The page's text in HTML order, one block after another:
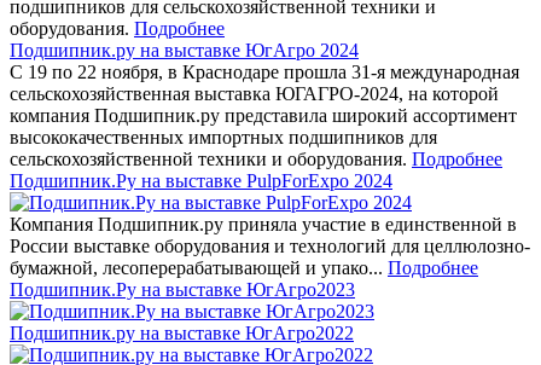
подшипников для сельскохозяйственной техники и
оборудования. Подробнее
Подшипник.ру на выставке ЮгАгро 2024
С 19 по 22 ноября, в Краснодаре прошла 31-я международная
сельскохозяйственная выставка ЮГАГРО-2024, на которой
компания Подшипник.ру представила широкий ассортимент
высококачественных импортных подшипников для
сельскохозяйственной техники и оборудования. Подробнее
Подшипник.Ру на выставке PulpForExpo 2024
Компания Подшипник.ру приняла участие в единственной в
России выставке оборудования и технологий для целлюлозно-
бумажной, лесоперерабатывающей и упако... Подробнее
Подшипник.Ру на выставке ЮгАгро2023
Подшипник.ру на выставке ЮгАгро2022